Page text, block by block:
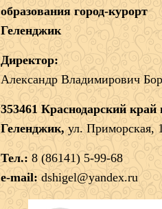
образования город-курорт
Геленджик
Директор:
Александр Владимирович
353461 Краснодарский край
Геленджик, ул. Приморская,
Тел.: 8 (86141) 5-99-68
e-mail: dshigel@yandex.ru